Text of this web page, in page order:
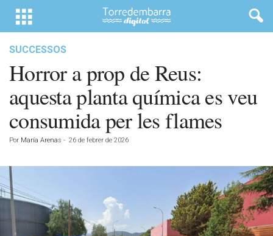
SUCCESSOS
Horror a prop de Reus:
aquesta planta química es veu
consumida per les flames
Por María Arenas - 26 de febrer de 2026